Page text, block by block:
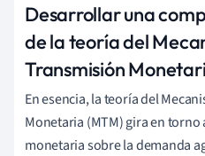
Desarrollar una
de la teoría del
Transmisión
En esencia, la teoría del
Monetaria (MTM) gira en
monetaria sobre la demanda